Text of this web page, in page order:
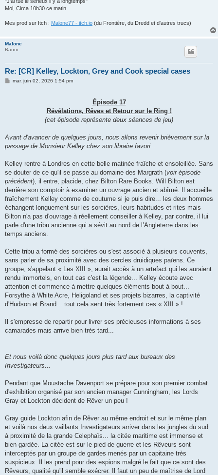
Moi, Circa 10h30 ce matin
Mes prod sur Itch : Malone77 - itch.io (du Frontière, du Dredd et d'autres trucs)
Malone
Banni
Re: [CR] Kelley, Lockton, Grey and Cook special cases
Mmar. juin 02, 2026 1:54 pm
Épisode 17
Révélations, Rêves et Retour sur le Ring !
(cet épisode représente deux séances de jeu)
Avant d'avancer de quelques jours, nous allons revenir brièvement sur la
passage de Monsieur Kelley chez son libraire favori...
Kelley rentre à Londres en cette belle matinée fraîche et ensoleillée. Sans
se douter de ce qu'il se passe au domaine des Margrath (voir épisode
précédent), il entre, placide, chez Bilton Rare Books. Will Bilton est
derrière son comptoir à examiner un ouvrage ancien et abîmé. Il accueille
fraîchement Kelley comme de coutume si je puis dire... les deux hommes
échangent longuement sur les sorcières, leurs habitudes et rites mais
Bilton n'a pas d'ouvrage à réellement conseiller à Kelley, par contre, il lui
parle d'une tribu ancienne qui a sévit au nord de l’Angleterre dans les
temps anciens.
Cette tribu a formé des sorcières ou s'est associé à plusieurs couvents,
sans parler de sa proximité avec des cercles druidiques païens. Ce
groupe, s'appelant « Les XIII », aurait accès à un artefact qui les auraient
rendu immortels, en tout cas c'est la légende... Kelley écoute avec
attention et commence à mettre quelques éléments bout à bout...
Forsythe à White Acre, Heligoland et ses projets bizarres, la captivité
d'Hudson et Brand... tout cela sent très fortement ces « XIII » !
Il s'empresse de repartir pour livrer ses précieuses informations à ses
camarades mais arrive bien très tard...
Et nous voilà donc quelques jours plus tard aux bureaux des
Investigateurs...
Pendant que Moustache Davenport se prépare pour son premier combat
d'exhibition organisé par son ancien manager Cunningham, les Lords
Gray et Lockton décident de Rêver un peu !
Gray guide Lockton afin de Rêver au même endroit et sur le même plan
et voilà nos deux vaillants Investigateurs arriver dans les jungles du sud
à proximité de la grande Celephaïs... la citée maritime est immense et
bien gardée. La citée est sur le pied de guerre et les Rêveurs sont
interceptés par un groupe de gardes menés par un capitaine très
suspicieux. Il les prend pour des espions malgré le fait que ce sont des
Rêveurs, qualité qu'il semble exécrer. Il faut un peu de maîtrise de Lord